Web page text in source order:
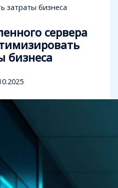
затраты бизнеса
сервера
бизнеса